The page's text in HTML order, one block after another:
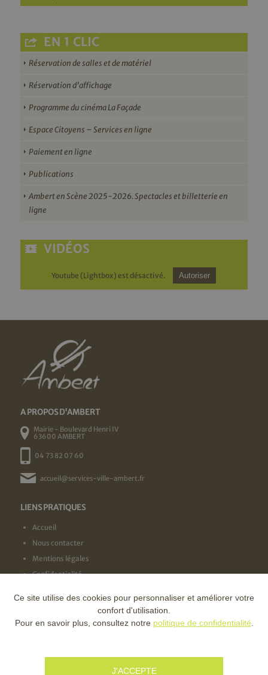
EN 1 CLIC
Réservation de salles et de matériel
Réservation d’affichage
Programme du cinéma La Façade
Espace Citoyens – Services en ligne
Paiement en ligne
Publications
Ambert en Scène 2025-2026. Spectacles et billetterie en
ligne
VIDÉOS
Youtube (Lightbox) est désactivé. Autoriser
A PROPOS D'AMBERT
Mairie - Boulevard Henri IV
63600 AMBERT
04 73 82 07 60
accueil@services-ville-ambert.fr
LIENS PRATIQUES
Accueil
Nous contacter
Mentions légales
Confidentialité
NOS LABELS
Ce site utilise des cookies pour personnaliser et améliorer votre
confort d'utilisation.
Pour en savoir plus, consultez notre politique de confidentialité
J'ACCEPTE